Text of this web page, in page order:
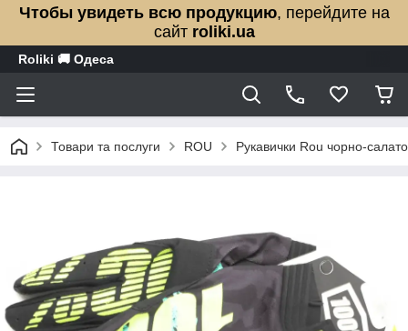
Чтобы увидеть всю продукцию, перейдите на
сайт roliki.ua
Roliki 🚚 Одеса
Товари та послуги ROU Рукавички Rou чорно-